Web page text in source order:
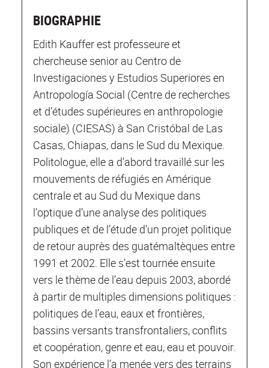
BIOGRAPHIE
Edith Kauffer est professeure et
chercheuse senior au Centro de
Investigaciones y Estudios Superiores en
Antropología Social (Centre de recherches
et d’études supérieures en anthropologie
sociale) (CIESAS) à San Cristóbal de Las
Casas, Chiapas, dans le Sud du Mexique.
Politologue, elle a d’abord travaillé sur les
mouvements de réfugiés en Amérique
centrale et au Sud du Mexique dans
l’optique d’une analyse des politiques
publiques et de l’étude d’un projet politique
de retour auprès des guatémaltèques entre
1991 et 2002. Elle s’est tournée ensuite
vers le thème de l’eau depuis 2003, abordé
à partir de multiples dimensions politiques :
politiques de l’eau, eaux et frontières,
bassins versants transfrontaliers, conflits
et coopération, genre et eau, eau et pouvoir.
Son expérience l’a menée vers des terrains